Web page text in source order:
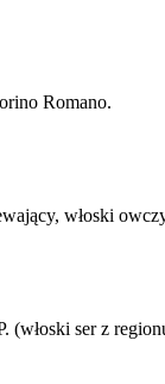
Romano.
włoski
ser z